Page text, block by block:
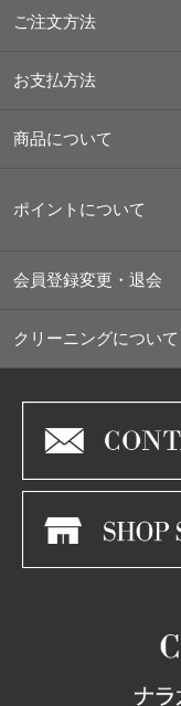
ご注文方法
お支払方法
商品について
ポイントについて
会員登録変更・退会
クリーニングについて